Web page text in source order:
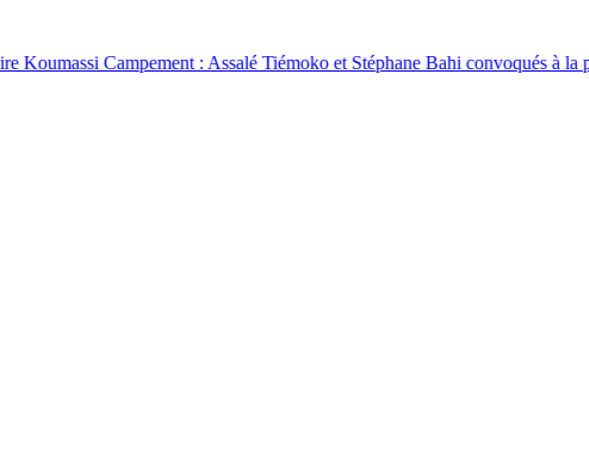
Campement : Assalé Tiémoko et Stéphane Bahi convoqués à la police●